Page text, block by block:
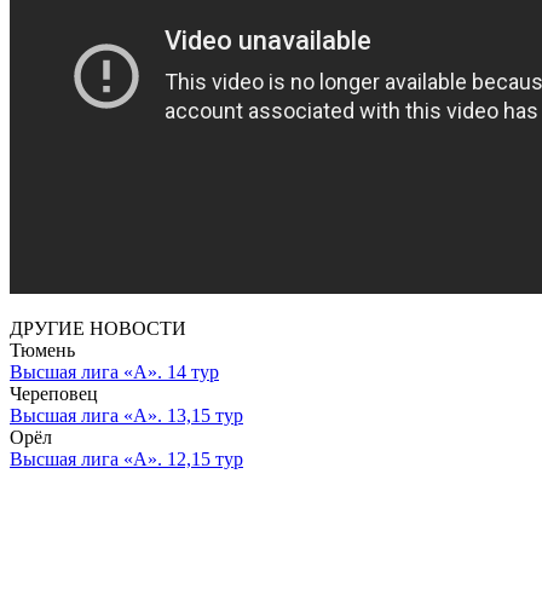
ДРУГИЕ НОВОСТИ
Тюмень
Высшая лига «А». 14 тур
Череповец
Высшая лига «А». 13,15 тур
Орёл
Высшая лига «А». 12,15 тур